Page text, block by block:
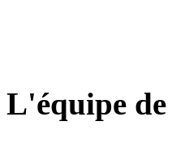
L'équipe